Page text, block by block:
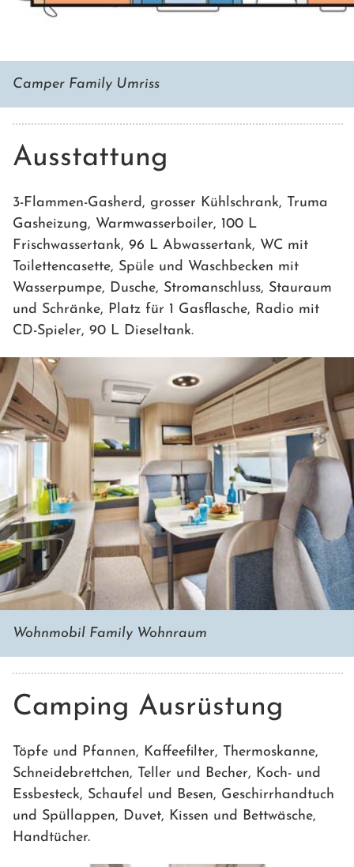
Camper Family Umriss
Ausstattung
3-Flammen-Gasherd, grosser Kühlschrank, Truma
Gasheizung, Warmwasserboiler, 100 L
Frischwassertank, 96 L Abwassertank, WC mit
Toilettencasette, Spüle und Waschbecken mit
Wasserpumpe, Dusche, Stromanschluss, Stauraum
und Schränke, Platz für 1 Gasflasche, Radio mit
CD-Spieler, 90 L Dieseltank.
Wohnmobil Family Wohnraum
Camping Ausrüstung
Töpfe und Pfannen, Kaffeefilter, Thermoskanne,
Schneidebrettchen, Teller und Becher, Koch- und
Essbesteck, Schaufel und Besen, Geschirrhandtuch
und Spüllappen, Duvet, Kissen und Bettwäsche,
Handtücher.